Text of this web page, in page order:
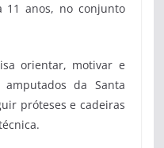
11 anos, no conjunto
orientar, motivar e
da Santa
próteses e cadeiras